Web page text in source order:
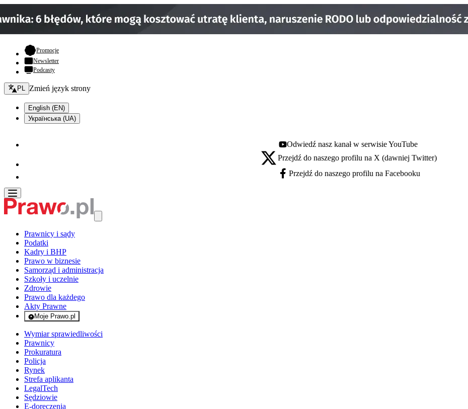
Promocje- otwiera się w nowej karcie
Newsletter
Podcasty
Zmień język - bieżący:
PL Zmień język strony
English (EN)
Українська (UA)
Youtube - otwiera się w nowej karcie
Odwiedź nasz kanał w serwisie YouTube
X - otwiera się w nowej karcie
Przejdź do naszego profilu na X (dawniej Twitter)
Facebook - otwiera się w nowej karcie
Przejdź do naszego profilu na Facebooku
Prawnicy i sądy
Podatki
Kadry i BHP
Prawo w biznesie
Samorząd i administracja
Szkoły i uczelnie
Zdrowie
Prawo dla każdego
Akty Prawne
Moje Prawo.pl
- rejestracja i logowanie do serwisu
Wymiar sprawiedliwości
Prawnicy
Prokuratura
Policja
Rynek
Strefa aplikanta
LegalTech
Sędziowie
E-doręczenia